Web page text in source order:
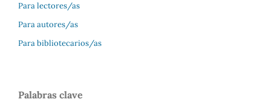
Para lectores/as
Para autores/as
Para bibliotecarios/as
Palabras clave